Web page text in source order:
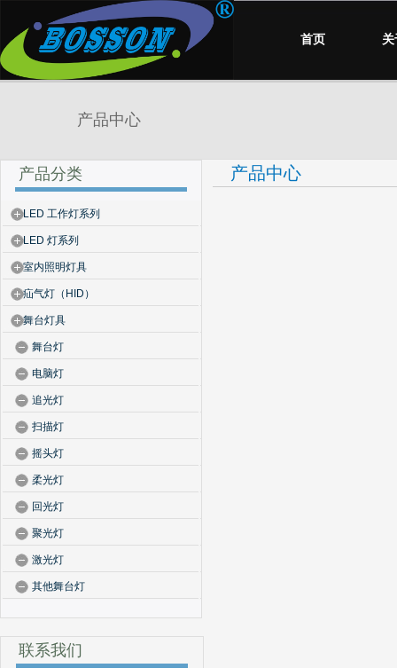
首页 关
产品中心
产品分类
LED 工作灯系列
LED 灯系列
室内照明灯具
疝气灯（HID）
舞台灯具
舞台灯
电脑灯
追光灯
扫描灯
摇头灯
柔光灯
回光灯
聚光灯
激光灯
其他舞台灯
联系我们
产品中心